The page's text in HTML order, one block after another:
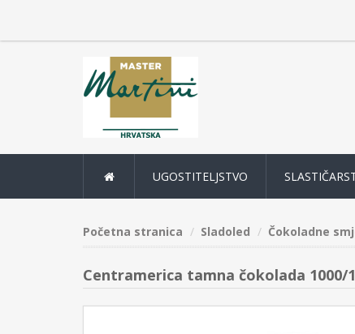
UGOSTITELJSTVO
Početna stranica Sladoled Čokoladne
Centramerica tamna čokolada 1000/